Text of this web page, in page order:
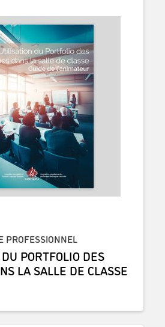
PROFESSIONNEL
PORTFOLIO DES
LA SALLE DE CLASSE